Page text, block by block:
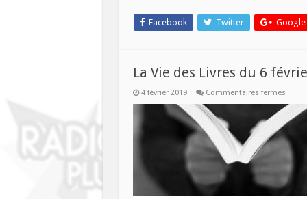
Facebook Twitter Google
La Vie des Livres du 6
4 février 2019 Commentaires ferméssur
Vie
des
Livres
du
6
février